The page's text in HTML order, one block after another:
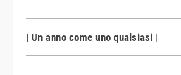
| Un anno come uno qualsiasi |